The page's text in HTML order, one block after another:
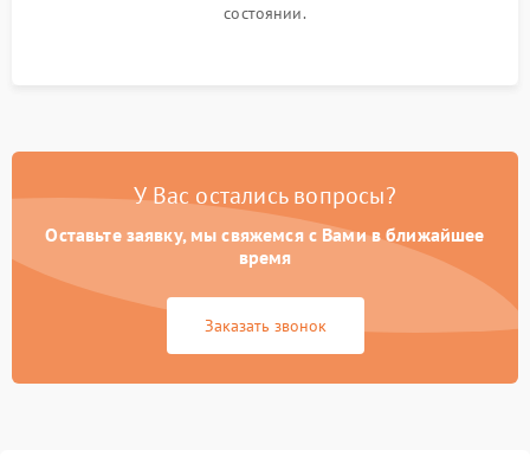
состоянии.
У Вас остались вопросы?
Оставьте заявку, мы свяжемся с Вами в ближайшее
время
Заказать звонок